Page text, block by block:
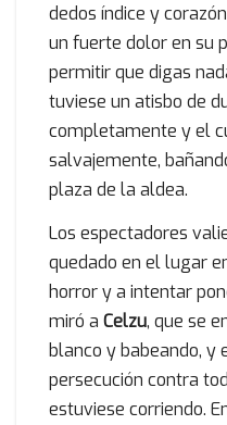
dedos índice y
un fuerte dolor en su
permitir que digas
tuviese un atisbo de
completamente y el
salvajemente,
plaza de la aldea.
Los espectadores
quedado en el lugar
horror y a intentar
miró a Celzu, que se
blanco y babeando, y
persecución contra
estuviese corriendo.